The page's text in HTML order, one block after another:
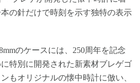
の針だけで時刻を示す独特の表示
のケースには、250周年を記念
特別に開発された新素材ブレゲゴ
もオリジナルの懐中時計に倣い、